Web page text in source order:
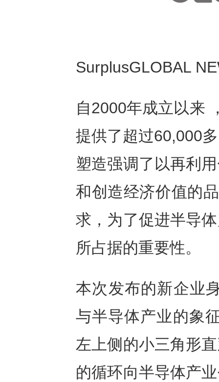
SurplusGLOBAL
自2000年成立以来
提供了超过60,000
塑造强调了以再利
和创造经济价值的
求，为了促进半导
所占据的重要性。
本次发布的新企业
与半导体产业的象
左上侧的小三角形
的循环向半导体产